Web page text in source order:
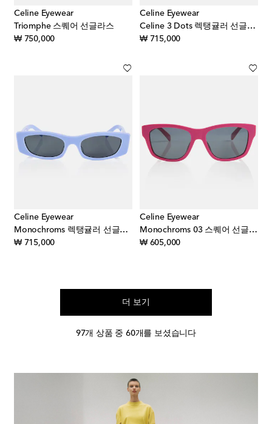
Celine Eyewear
Triomphe 스퀘어 선글라스
₩ 750,000original price
Celine Eyewear
Celine 3 Dots 렉탱귤러 선글라스
₩ 715,000original price
Celine Eyewear
Monochroms 렉탱귤러 선글라스
₩ 715,000original price
Celine Eyewear
Monochroms 03 스퀘어 선글라스
₩ 605,000original price
더 보기
97개 상품 중 60개를 보셨습니다